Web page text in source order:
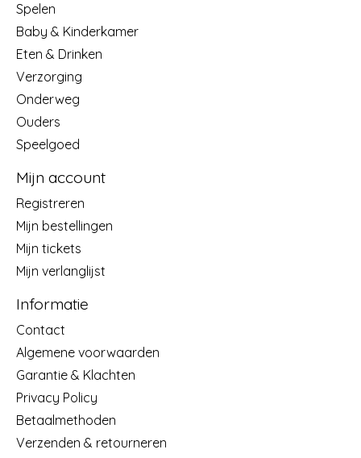
Spelen
Baby & Kinderkamer
Eten & Drinken
Verzorging
Onderweg
Ouders
Speelgoed
Mijn account
Registreren
Mijn bestellingen
Mijn tickets
Mijn verlanglijst
Informatie
Contact
Algemene voorwaarden
Garantie & Klachten
Privacy Policy
Betaalmethoden
Verzenden & retourneren